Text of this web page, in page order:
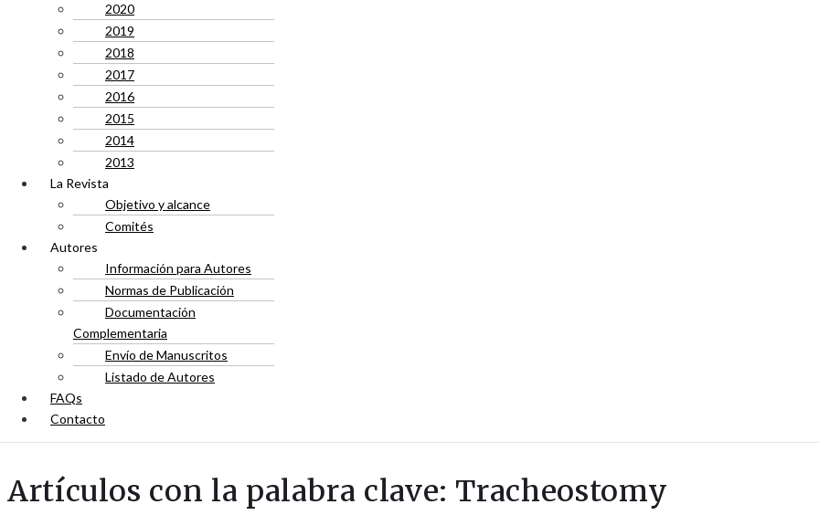
2020
2019
2018
2017
2016
2015
2014
2013
La Revista
Objetivo y alcance
Comités
Autores
Información para Autores
Normas de Publicación
Documentación
Complementaria
Envío de Manuscritos
Listado de Autores
FAQs
Contacto
Artículos con la palabra clave: Tracheostomy